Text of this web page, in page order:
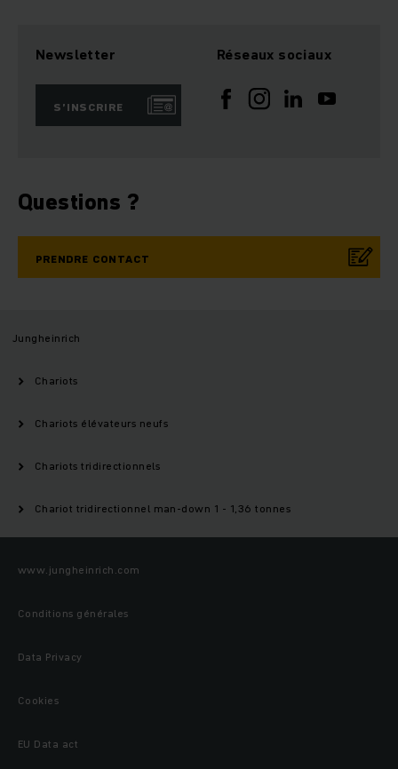
Newsletter
S’INSCRIRE
Réseaux sociaux
Questions ?
PRENDRE CONTACT
Jungheinrich
Chariots
Chariots élévateurs neufs
Chariots tridirectionnels
Chariot tridirectionnel man-down 1 - 1,36 tonnes
www.jungheinrich.com
Conditions générales
Data Privacy
Cookies
EU Data act